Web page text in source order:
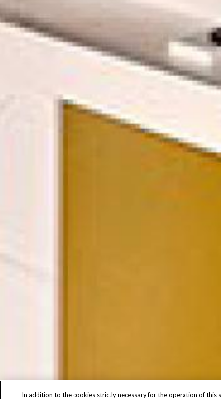
In addition to the cookies strictly necessary for the operation of this